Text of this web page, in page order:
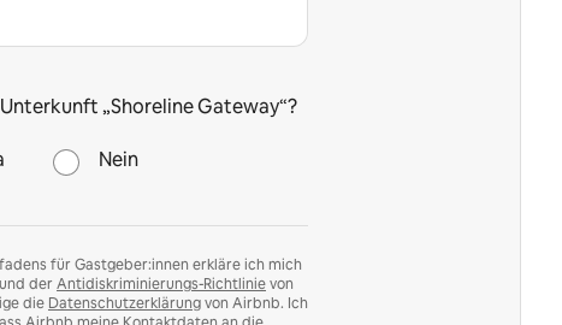
„Shoreline Gateway“?
Nein
für Gastgeber:innen erkläre ich mich
und der Antidiskriminierungs-Richtlinievon
die Datenschutzerklärungvon Airbnb. Ich